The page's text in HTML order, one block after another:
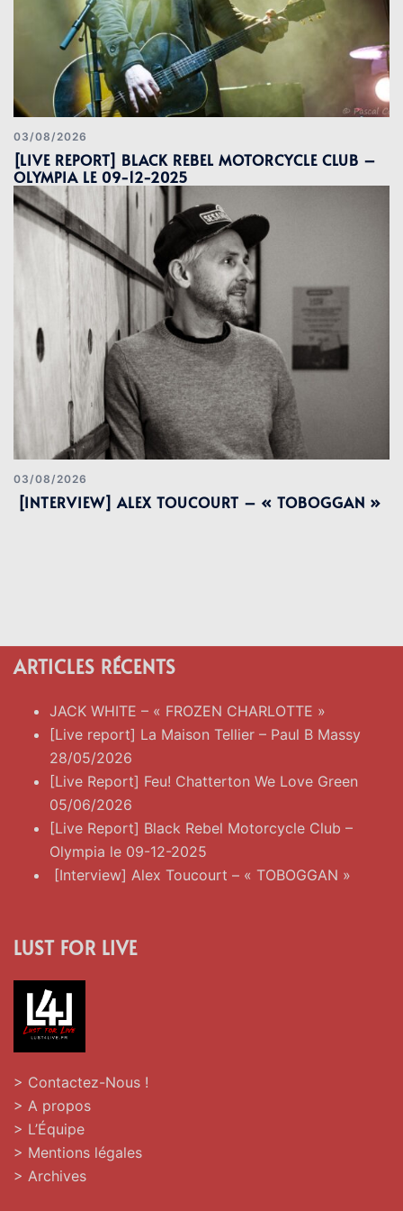
03/08/2026
[LIVE REPORT] BLACK REBEL MOTORCYCLE CLUB –
OLYMPIA LE 09-12-2025
03/08/2026
[INTERVIEW] ALEX TOUCOURT – « TOBOGGAN »
ARTICLES RÉCENTS
JACK WHITE – « FROZEN CHARLOTTE »
[Live report] La Maison Tellier – Paul B Massy
28/05/2026
[Live Report] Feu! Chatterton We Love Green
05/06/2026
[Live Report] Black Rebel Motorcycle Club –
Olympia le 09-12-2025
[Interview] Alex Toucourt – « TOBOGGAN »
LUST FOR LIVE
> Contactez-Nous !
> A propos
> L’Équipe
> Mentions légales
> Archives